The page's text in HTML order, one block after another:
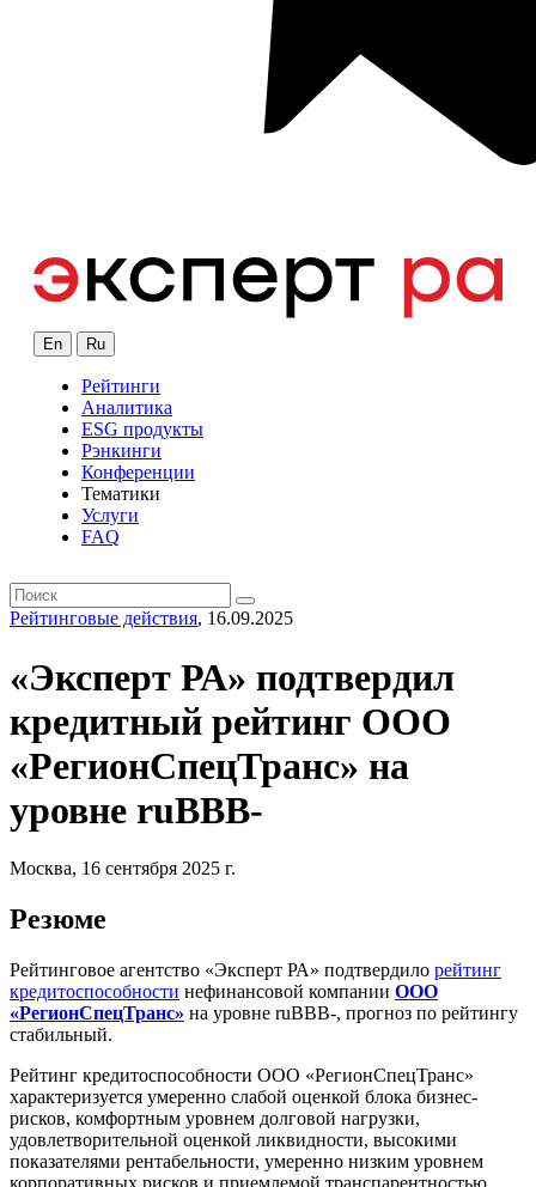
En Ru
Рейтинги
Аналитика
ESG продукты
Рэнкинги
Конференции
Тематики
Услуги
FAQ
Рейтинговые действия, 16.09.2025
«Эксперт РА» подтвердил
кредитный рейтинг ООО
«РегионСпецТранс» на
уровне ruBBB-
Москва, 16 сентября 2025 г.
Резюме
Рейтинговое агентство «Эксперт РА» подтвердило рейтинг
кредитоспособности нефинансовой компании ООО
«РегионСпецТранс» на уровне ruBBB-, прогноз по рейтингу
стабильный.
Рейтинг кредитоспособности ООО «РегионСпецТранс»
характеризуется умеренно слабой оценкой блока бизнес-
рисков, комфортным уровнем долговой нагрузки,
удовлетворительной оценкой ликвидности, высокими
показателями рентабельности, умеренно низким уровнем
корпоративных рисков и приемлемой транспарентностью.